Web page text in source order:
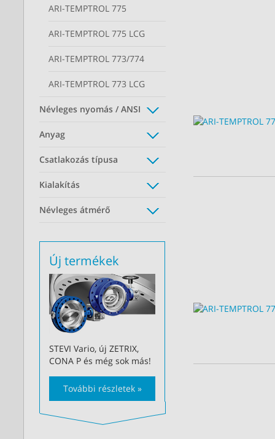
ARI-TEMPTROL 775
ARI-TEMPTROL 775 LCG
ARI-TEMPTROL 773/774
ARI-TEMPTROL 773 LCG
Névleges nyomás / ANSI
Anyag
Csatlakozás típusa
Kialakítás
Névleges átmérő
Új termékek
STEVI Vario, új ZETRIX,
CONA P és még sok más!
További részletek »